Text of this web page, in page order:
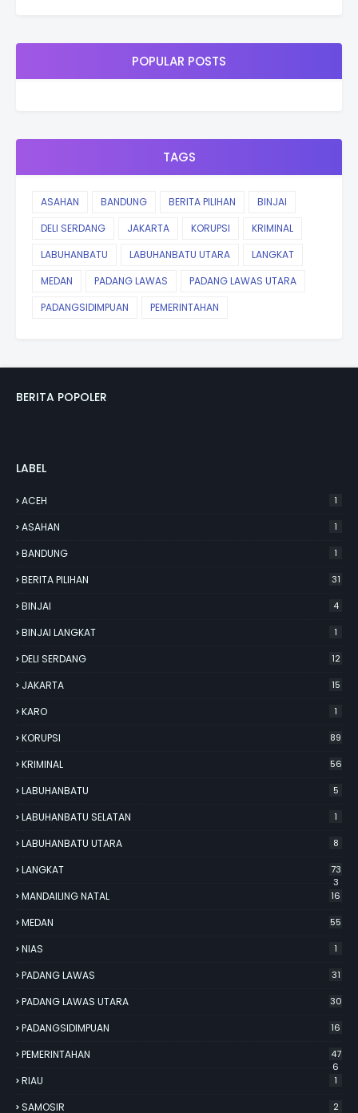
POPULAR POSTS
TAGS
ASAHAN BANDUNG BERITA PILIHAN
BINJAI
DELI SERDANG
JAKARTA KORUPSI
KRIMINAL
LABUHANBATU
LABUHANBATU UTARA
LANGKAT
MEDAN
PADANG LAWAS
PADANG LAWAS UTARA
PADANGSIDIMPUAN
PEMERINTAHAN
BERITA POPOLER
LABEL
ACEH 1
ASAHAN 1
BANDUNG 1
BERITA PILIHAN 31
BINJAI 4
BINJAI LANGKAT 1
DELI SERDANG 12
JAKARTA 15
KARO 1
KORUPSI 89
KRIMINAL 56
LABUHANBATU 5
LABUHANBATU SELATAN 1
LABUHANBATU UTARA 8
LANGKAT
73
3
MANDAILING NATAL 16
MEDAN 55
NIAS 1
PADANG LAWAS 31
PADANG LAWAS UTARA 30
PADANGSIDIMPUAN 16
PEMERINTAHAN
47
6
RIAU 1
SAMOSIR 2